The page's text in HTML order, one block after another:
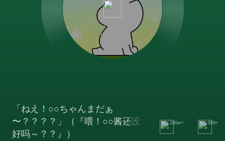
「ねえ！○○ちゃんまだぁ
〜？？？？」（『喂！○○酱还没
好吗～？？』）
100w+ 999+